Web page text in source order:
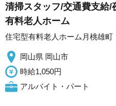
清掃スタッフ/交通費支給
有料老人ホーム
住宅型有料老人ホーム月桃雄町
岡山県 岡山市
時給1,050円
アルバイト・パート